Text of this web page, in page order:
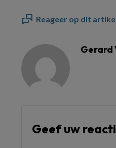
Reageer op dit
Gerard
Geef uw